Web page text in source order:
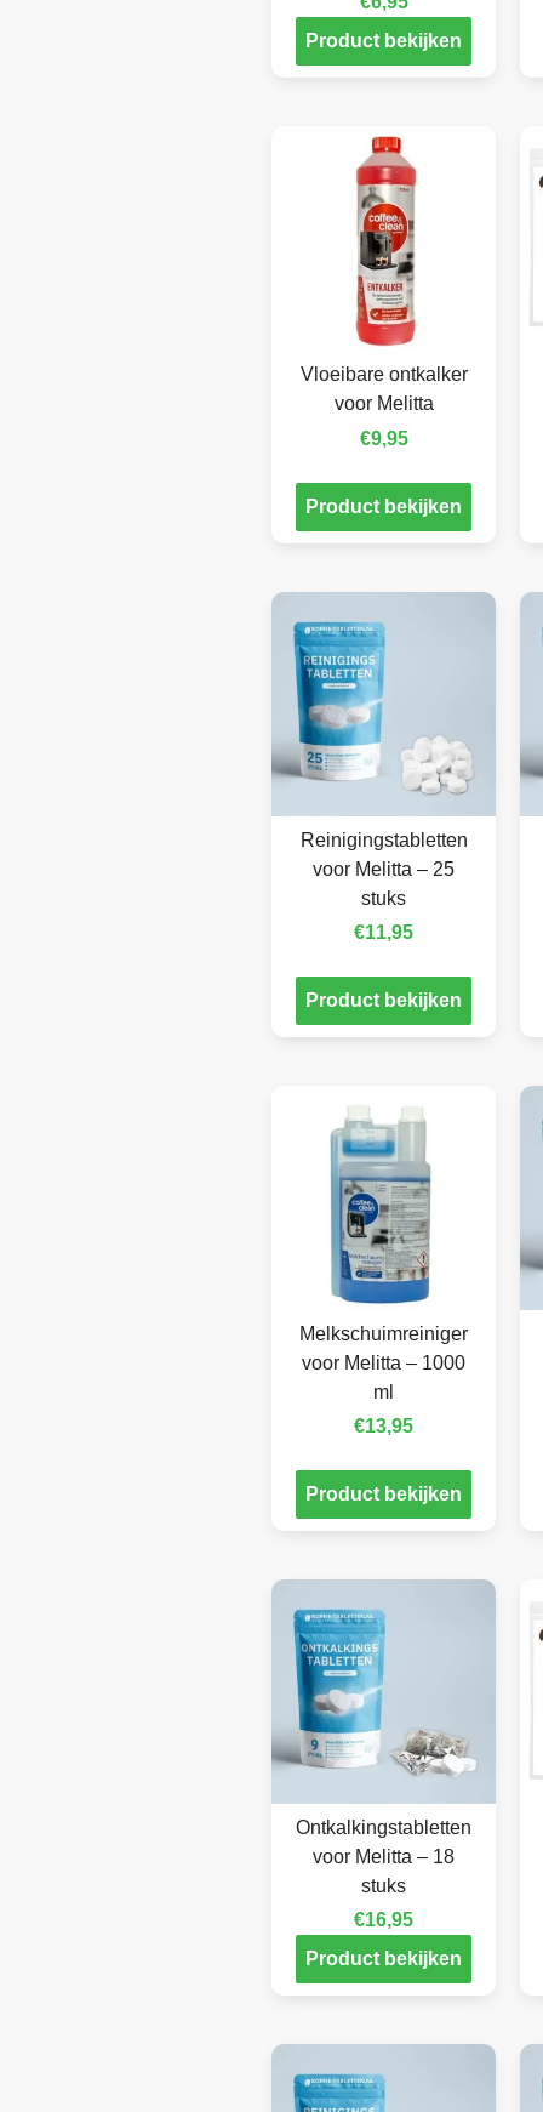
Product bekijken
Vloeibare ontkalker
voor Melitta
€9,95
Product bekijken
Reinigingstabletten
voor Melitta – 25
stuks
€11,95
Product bekijken
Melkschuimreiniger
voor Melitta – 1000
ml
€13,95
Product bekijken
Ontkalkingstabletten
voor Melitta – 18
stuks
€16,95
Product bekijken